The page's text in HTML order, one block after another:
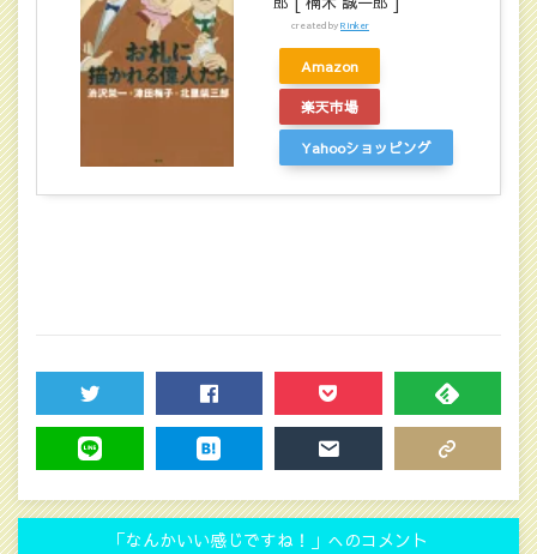
created byRinker
Amazon
楽天市場
Yahooショッピング
TWEET SHARE POCKET FEEDLY
「なんかいい感じですね！」へのコメント